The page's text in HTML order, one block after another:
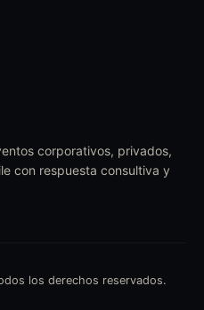
corporativos, privados,
con respuesta consultiva y
los derechos reservados.